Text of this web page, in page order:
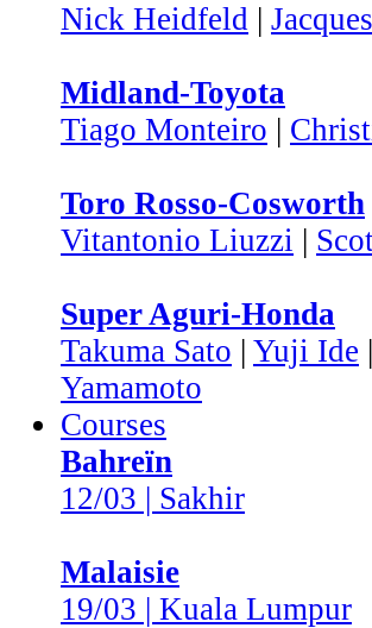
Nick Heidfeld |
Midland-Toyota
Tiago Monteiro |
Toro Rosso-Cosworth
Vitantonio Liuzzi |
Super Aguri-Honda
Takuma Sato | Yuji Ide |
Yamamoto
Courses
Bahreïn
12/03 | Sakhir
Malaisie
19/03 | Kuala Lumpur